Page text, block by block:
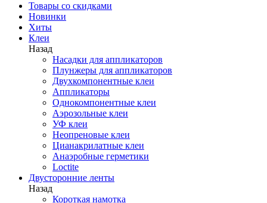
Товары со скидками
Новинки
Хиты
Клеи
Назад
Насадки для аппликаторов
Плунжеры для аппликаторов
Двухкомпонентные клеи
Аппликаторы
Однокомпонентные клеи
Аэрозольные клеи
УФ клеи
Неопреновые клеи
Цианакрилатные клеи
Анаэробные герметики
Loctite
Двусторонние ленты
Назад
Короткая намотка